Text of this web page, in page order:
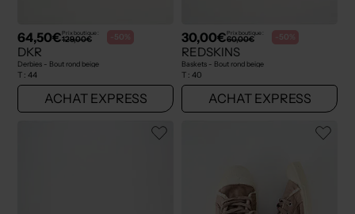
64,50€Prix boutique :
129,00€ -50%
DKR
Derbies - Bout rond beige
T : 44
ACHAT EXPRESS
30,00€Prix boutique :
60,00€ -50%
REDSKINS
Baskets - Bout rond beige
T : 40
ACHAT EXPRESS